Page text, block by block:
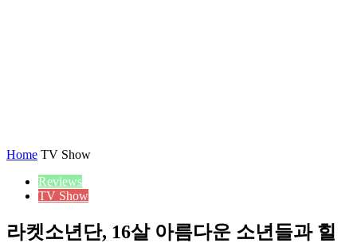
Home TV Show
Reviews
TV Show
라켓소년단, 16살 아름다운 소년들과 힐